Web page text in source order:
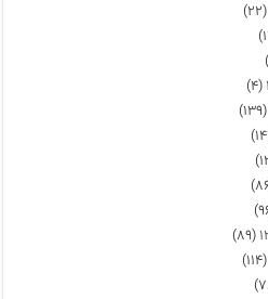
(۲۲)
(۴)
(۱۳۹)
(۸۹)
(۱۱۴)